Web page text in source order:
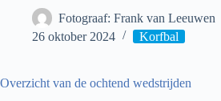
Fotograaf: Frank van Leeuwen
26 oktober 2024
Korfbal
Overzicht van de ochtend wedstrijden